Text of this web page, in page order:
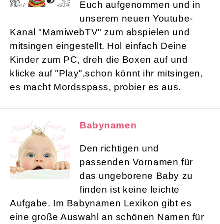
Euch aufgenommen und in
unserem neuen Youtube-
Kanal "MamiwebTV" zum abspielen und
mitsingen eingestellt. Hol einfach Deine
Kinder zum PC, dreh die Boxen auf und
klicke auf "Play",schon könnt ihr mitsingen,
es macht Mordsspass, probier es aus.
Babynamen
Den richtigen und
passenden Vornamen für
das ungeborene Baby zu
finden ist keine leichte
Aufgabe. Im Babynamen Lexikon gibt es
eine große Auswahl an schönen Namen für